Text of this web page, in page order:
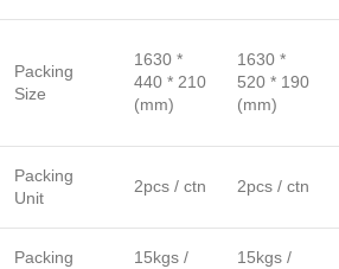
Packing
Size
1630 *
440 * 210
(mm)
1630 *
520 * 190
(mm)
Packing
Unit
2pcs / ctn 2pcs / ctn
Packing
15kgs /
15kgs /